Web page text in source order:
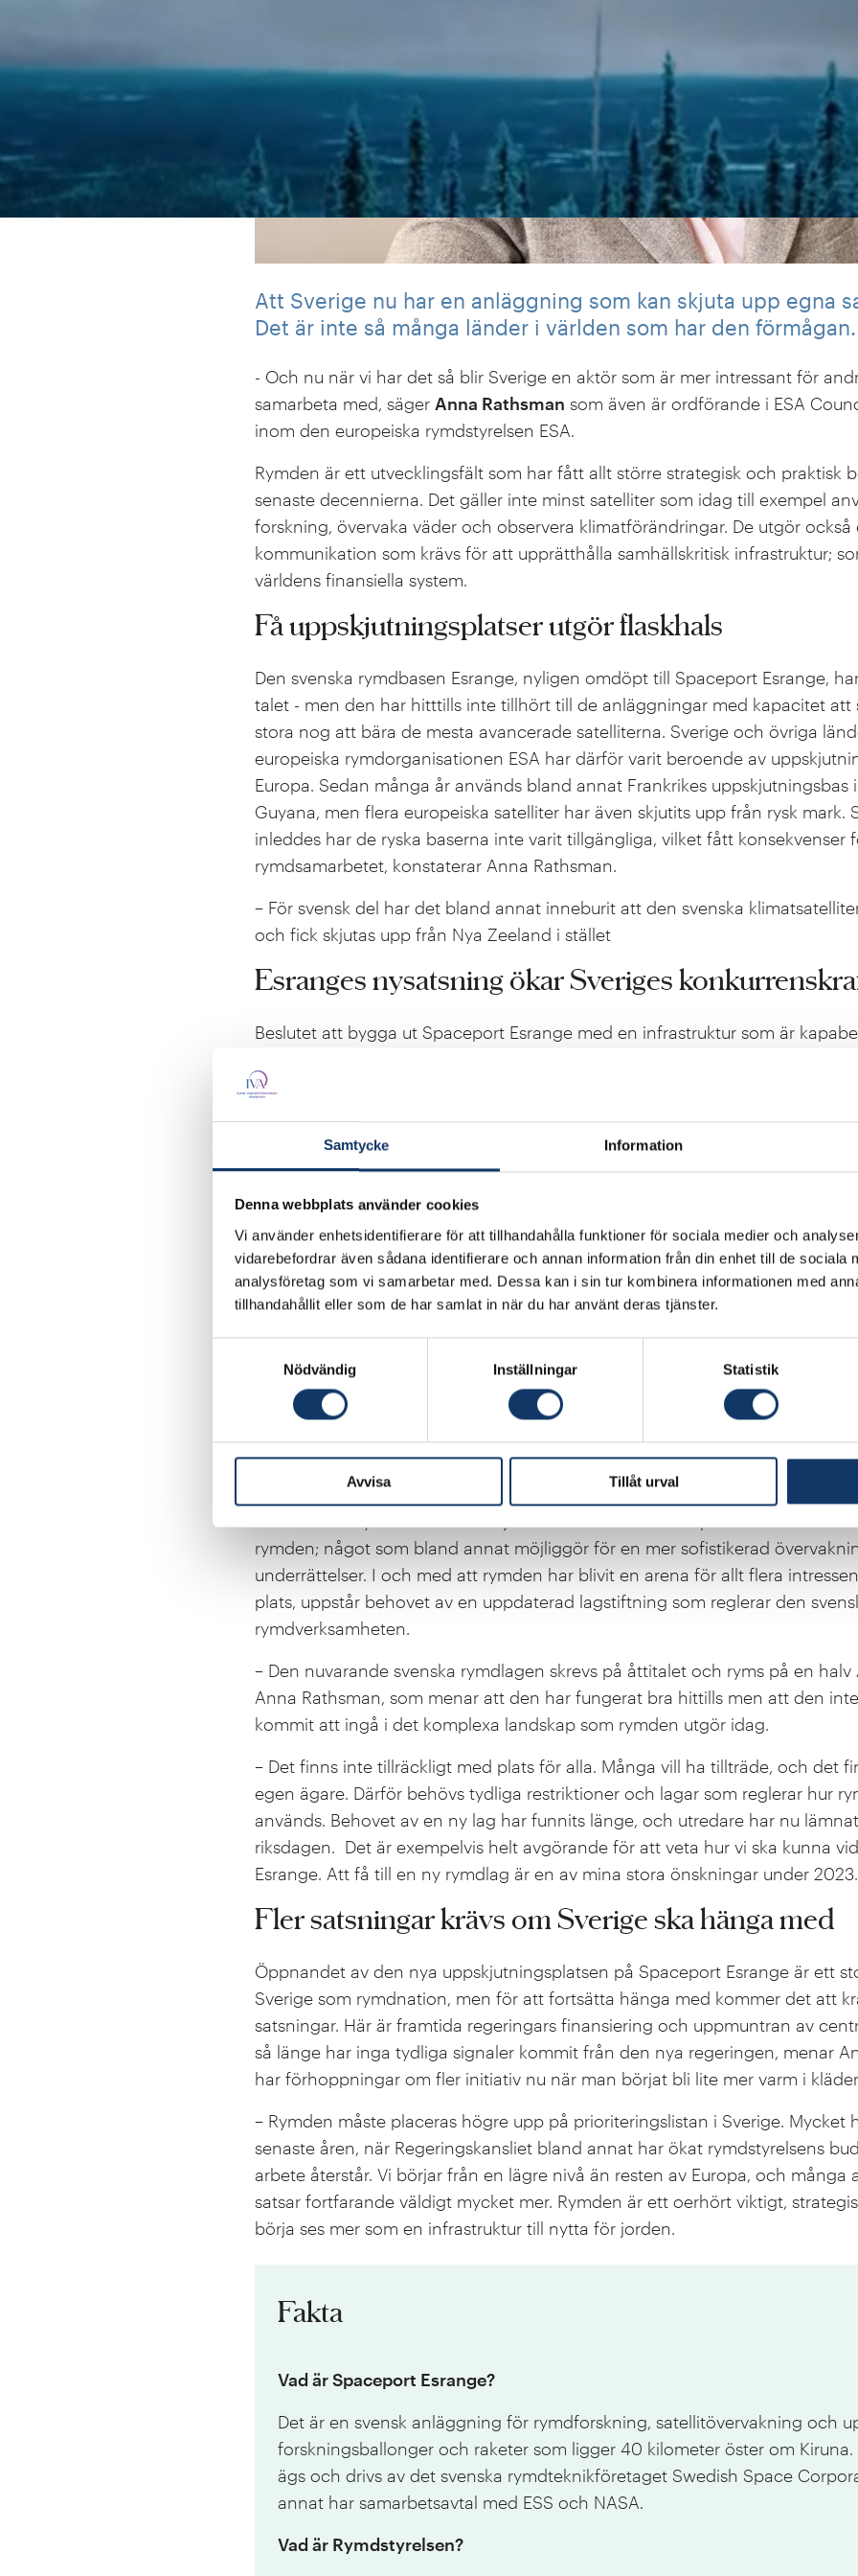
Samtycke Information
Denna webbplats använder cookies
Vi använder enhetsidentifierare för att tillhandahålla funktioner för sociala medier och
vidarebefordrar även sådana identifierare och annan information från din enhet till de sociala
analysföretag som vi samarbetar med. Dessa kan i sin tur kombinera informationen med
tillhandahållit eller som de har samlat in när du har använt deras tjänster.
Nödvändig
Inställningar Statistik
Avvisa Tillåt urval
Att Sverige nu har en anläggning som kan skjuta upp egna
Det är inte så många länder i världen som har den förmågan.
- Och nu när vi har det så blir Sverige en aktör som är mer intressant för
samarbeta med, säger Anna Rathsman som även är ordförande i ESA
inom den europeiska rymdstyrelsen ESA.
Rymden är ett utvecklingsfält som har fått allt större strategisk och praktisk
senaste decennierna. Det gäller inte minst satelliter som idag till exempel
forskning, övervaka väder och observera klimatförändringar. De utgör
kommunikation som krävs för att upprätthålla samhällskritisk infrastruktur;
världens finansiella system.
Få uppskjutningsplatser utgör flaskhals
Den svenska rymdbasen Esrange, nyligen omdöpt till Spaceport Esrange,
talet - men den har hitttills inte tillhört till de anläggningar med kapacitet att
stora nog att bära de mesta avancerade satelliterna. Sverige och övriga
europeiska rymdorganisationen ESA har därför varit beroende av
Europa. Sedan många år används bland annat Frankrikes uppskjutningsbas
Guyana, men flera europeiska satelliter har även skjutits upp från rysk mark.
inleddes har de ryska baserna inte varit tillgängliga, vilket fått konsekvenser
rymdsamarbetet, konstaterar Anna Rathsman.
– För svensk del har det bland annat inneburit att den svenska
och fick skjutas upp från Nya Zeeland i stället
Esranges nysatsning ökar Sveriges
Beslutet att bygga ut Spaceport Esrange med en infrastruktur som är
Europa med den förmågan kan öppna många nya möjligheter och öka
självständiggörande från ryska rymdbaser innebär att Sverige kan få ett
internationella rymdsamarbetet, tror hon.
– Det skulle uppmuntra företag att komma hit, och redan nu har det satt i
spiral i Kiruna. Det skapar goda utvecklingsmöjligheter för vår svenska
väldigt utvecklad i dessa områden. Dessutom öppnar det också upp
aktöre som kan skapa många nya arbetstillfällen. Det institutionella är
basplattform och teknikutvecklingsplattform så att man blir
tur, göra att man kan få in andra pengar och affärer kommersiellt utifrån.
Ökad trängsel i rymden kräver tydligare lagar och
Att Sverige hänger med i rymdutvecklingen är inte bara viktigt för
samhället. Det har också blivit av allt större militärt intresse. På senare år -
Rysslands invasion i Ukraina - har det blivit tydligt att en nations försvar inte
rymden; något som bland annat möjliggör för en mer sofistikerad
underrättelser. I och med att rymden har blivit en arena för allt flera
plats, uppstår behovet av en uppdaterad lagstiftning som reglerar den
rymdverksamheten.
– Den nuvarande svenska rymdlagen skrevs på åttitalet och ryms på en
Anna Rathsman, som menar att den har fungerat bra hittills men att den
kommit att ingå i det komplexa landskap som rymden utgör idag.
– Det finns inte tillräckligt med plats för alla. Många vill ha tillträde, och det
egen ägare. Därför behövs tydliga restriktioner och lagar som reglerar hur
används. Behovet av en ny lag har funnits länge, och utredare har nu
riksdagen. Det är exempelvis helt avgörande för att veta hur vi ska kunna
Esrange. Att få till en ny rymdlag är en av mina stora önskningar under 2023.
Fler satsningar krävs om Sverige ska hänga med
Öppnandet av den nya uppskjutningsplatsen på Spaceport Esrange är ett
Sverige som rymdnation, men för att fortsätta hänga med kommer det att
satsningar. Här är framtida regeringars finansiering och uppmuntran av
så länge har inga tydliga signaler kommit från den nya regeringen, menar
har förhoppningar om fler initiativ nu när man börjat bli lite mer varm i
– Rymden måste placeras högre upp på prioriteringslistan i Sverige. Mycket
senaste åren, när Regeringskansliet bland annat har ökat rymdstyrelsens
arbete återstår. Vi börjar från en lägre nivå än resten av Europa, och många
satsar fortfarande väldigt mycket mer. Rymden är ett oerhört viktigt,
börja ses mer som en infrastruktur till nytta för jorden.
Fakta
Vad är Spaceport Esrange?
Det är en svensk anläggning för rymdforskning, satellitövervakning och
forskningsballonger och raketer som ligger 40 kilometer öster om
ägs och drivs av det svenska rymdteknikföretaget Swedish Space
annat har samarbetsavtal med ESS och NASA.
Vad är Rymdstyrelsen?